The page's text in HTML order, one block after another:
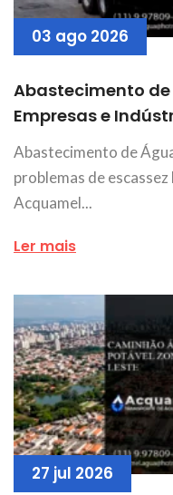
03 ago 2026
Abastecimento
Empresas e
Abastecimento de
problemas de
Acquamel...
Ler mais
27 jul 2026